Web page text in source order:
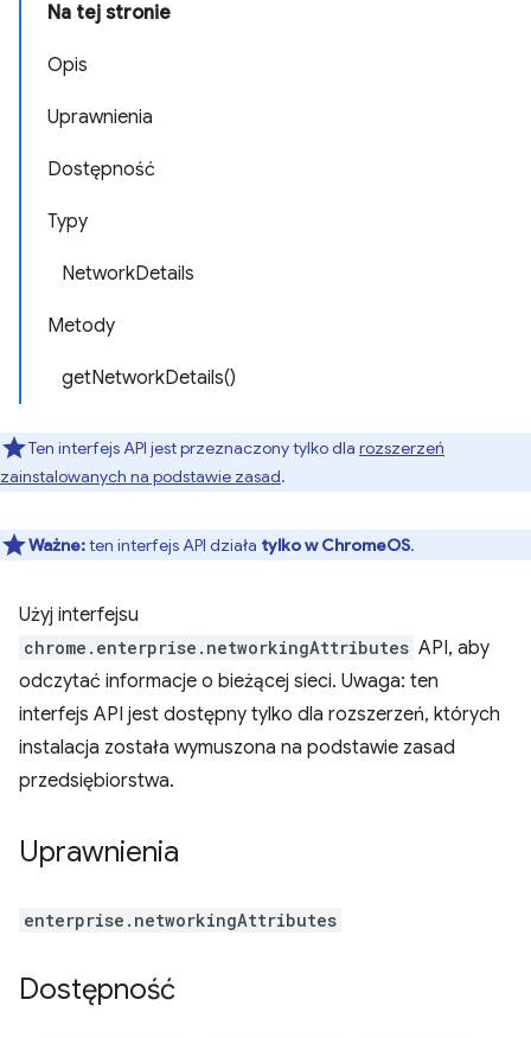
Na tej stronie
Opis
Uprawnienia
Dostępność
Typy
NetworkDetails
Metody
getNetworkDetails()
Ten interfejs API jest przeznaczony tylko dla rozszerzeń
zainstalowanych na podstawie zasad.
Ważne:ten interfejs API działa tylko w ChromeOS.
Użyj interfejsu
chrome.enterprise.networkingAttributes API, aby
odczytać informacje o bieżącej sieci. Uwaga: ten
interfejs API jest dostępny tylko dla rozszerzeń, których
instalacja została wymuszona na podstawie zasad
przedsiębiorstwa.
Uprawnienia
enterprise.networkingAttributes
Dostępność